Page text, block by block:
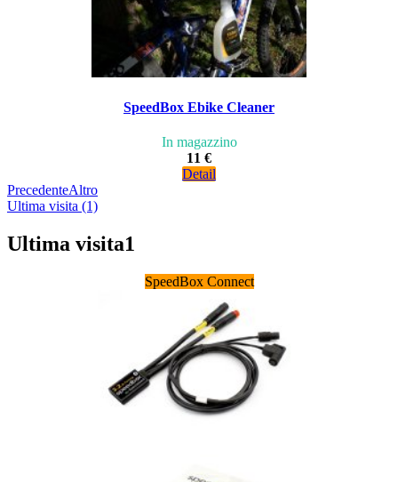
SpeedBox Ebike Cleaner
In magazzino
11 €
Detail
PrecedenteAltro
Ultima visita (1)
Ultima visita1
SpeedBox Connect